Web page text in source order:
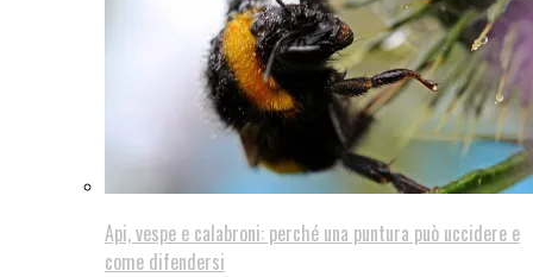
Api, vespe e calabroni: perché una puntura può uccidere e
come difendersi